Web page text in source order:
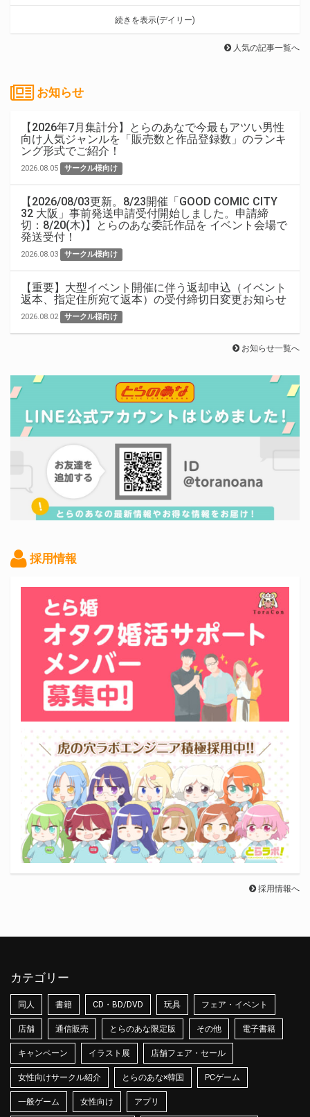
続きを表示(デイリー)
人気の記事一覧へ
お知らせ
【2026年7月集計分】とらのあなで今最もアツい男性
向け人気ジャンルを「販売数と作品登録数」のランキ
ング形式でご紹介！
2026.08.05 サークル様向け
【2026/08/03更新。8/23開催「GOOD COMIC CITY
32 大阪」事前発送申請受付開始しました。申請締
切：8/20(木)】とらのあな委託作品を イベント会場で
発送受付！
2026.08.03 サークル様向け
【重要】大型イベント開催に伴う返却申込（イベント
返本、指定住所宛て返本）の受付締切日変更お知らせ
2026.08.02 サークル様向け
お知らせ一覧へ
採用情報
採用情報へ
カテゴリー
同人 書籍 CD・BD/DVD 玩具 フェア・イベント
店舗 通信販売 とらのあな限定版 その他 電子書籍
キャンペーン イラスト展 店舗フェア・セール
女性向けサークル紹介 とらのあな×韓国 PCゲーム
一般ゲーム 女性向け アプリ